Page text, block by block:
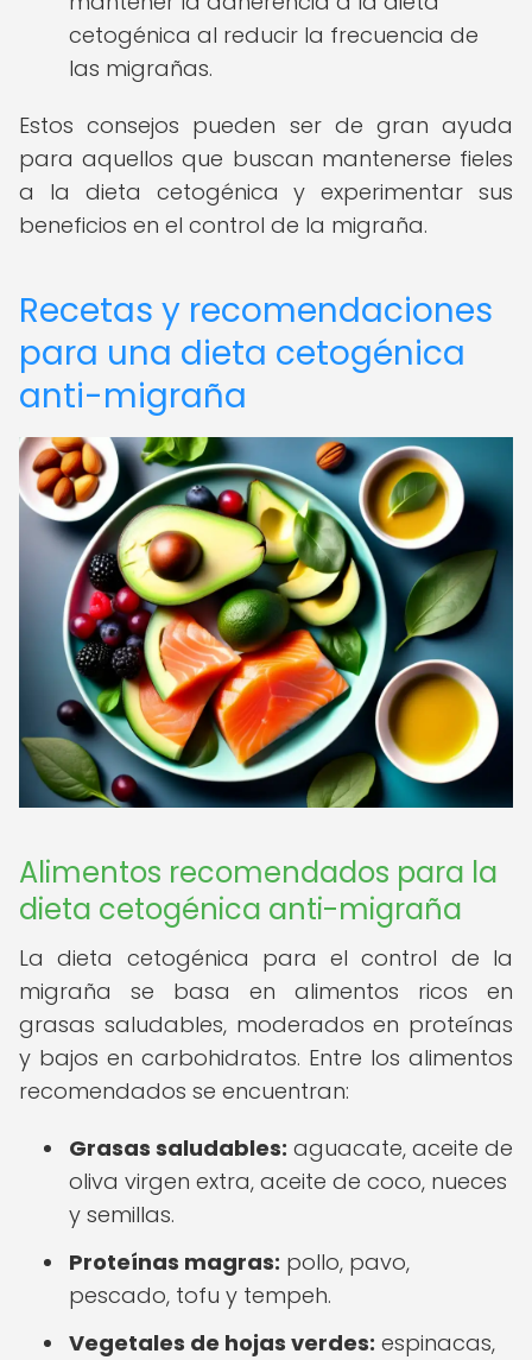
cetogénica al reducir la frecuencia de
las migrañas.
Estos consejos pueden ser de gran ayuda
para aquellos que buscan mantenerse fieles
a la dieta cetogénica y experimentar sus
beneficios en el control de la migraña.
Recetas y recomendaciones
para una dieta cetogénica
anti-migraña
Alimentos recomendados para la
dieta cetogénica anti-migraña
La dieta cetogénica para el control de la
migraña se basa en alimentos ricos en
grasas saludables, moderados en proteínas
y bajos en carbohidratos. Entre los alimentos
recomendados se encuentran:
Grasas saludables: aguacate, aceite de
oliva virgen extra, aceite de coco, nueces
y semillas.
Proteínas magras: pollo, pavo,
pescado, tofu y tempeh.
Vegetales de hojas verdes: espinacas,